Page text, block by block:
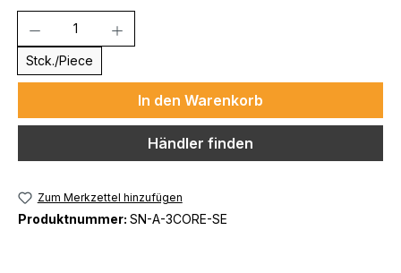
Stck./Piece
In den Warenkorb
Händler finden
Zum Merkzettel hinzufügen
Produktnummer: SN-A-3CORE-SE